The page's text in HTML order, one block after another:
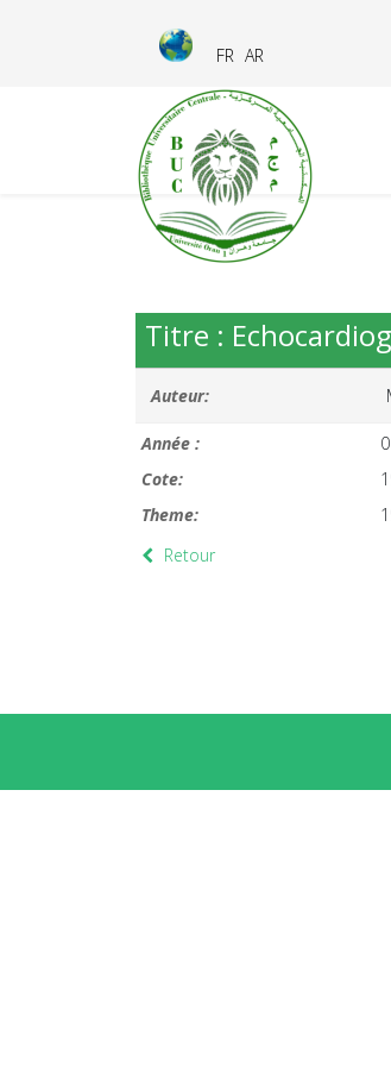
FR AR
Titre :
Auteur:
Année :
0
Cote:
Theme:
Retour